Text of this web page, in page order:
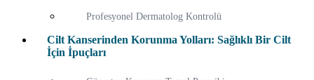
Profesyonel Dermatolog Kontrolü
Cilt Kanserinden Korunma Yolları: Sağlıklı Bir Cilt
İçin İpuçları